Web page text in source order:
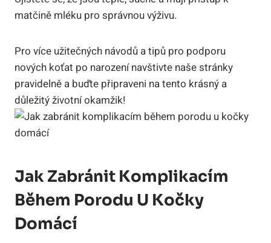
matčině mléku pro správnou výživu.
Pro více užitečných návodů a tipů pro podporu
nových koťat po narození navštivte naše stránky
pravidelně a buďte připraveni na tento krásný a
důležitý životní okamžik!
Jak Zabránit Komplikacím
Během Porodu U Kočky
Domácí